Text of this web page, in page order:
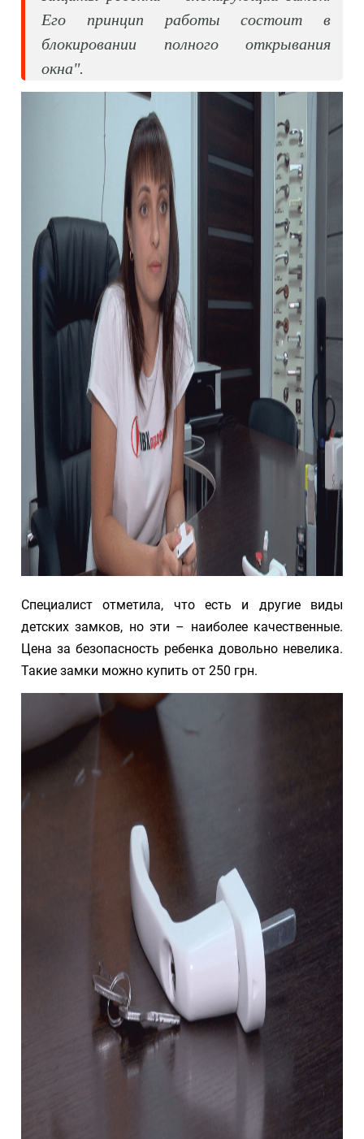
Его принцип работы состоит в
блокировании полного открывания
окна".
Специалист отметила, что есть и другие виды
детских замков, но эти – наиболее качественные.
Цена за безопасность ребенка довольно невелика.
Такие замки можно купить от 250 грн.